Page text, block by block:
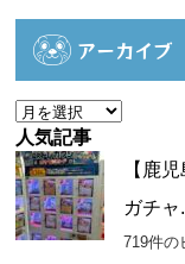
アーカイブ
ア
ー
カ
イ
ブ
人気記事
【鹿
ガチャ
719件の